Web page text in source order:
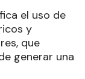
el uso de
y
que
generar una